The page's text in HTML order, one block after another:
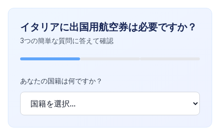
イタリアに出国用航空券は必要ですか？
3つの簡単な質問に答えて確認
あなたの国籍は何ですか？